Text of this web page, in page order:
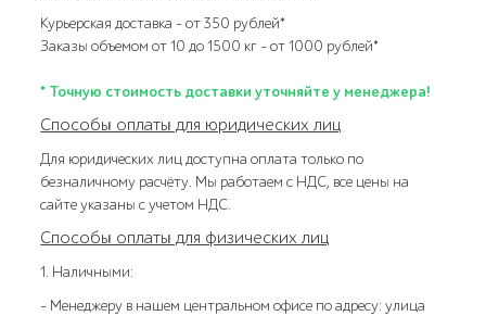
Курьерская доставка – от 350 рублей*
Заказы объемом от 10 до 1500 кг – от 1000 рублей*
* Точную стоимость доставки уточняйте у менеджера!
Способы оплаты для юридических лиц
Для юридических лиц доступна оплата только по
безналичному расчёту. Мы работаем с НДС, все цены на
сайте указаны с учетом НДС.
Способы оплаты для физических лиц
1. Наличными:
- Менеджеру в нашем центральном офисе по адресу: улица